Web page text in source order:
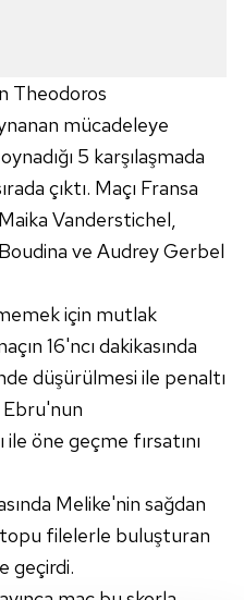
Theodoros
mücadeleye
5 karşılaşmada
çıktı. Maçı Fransa
Vanderstichel,
ve Audrey Gerbel
için mutlak
16'ncı dakikasında
düşürülmesi ile penaltı
Ebru'nun
öne geçme fırsatını
Melike'nin sağdan
topu filelerle buluşturan
geçirdi.